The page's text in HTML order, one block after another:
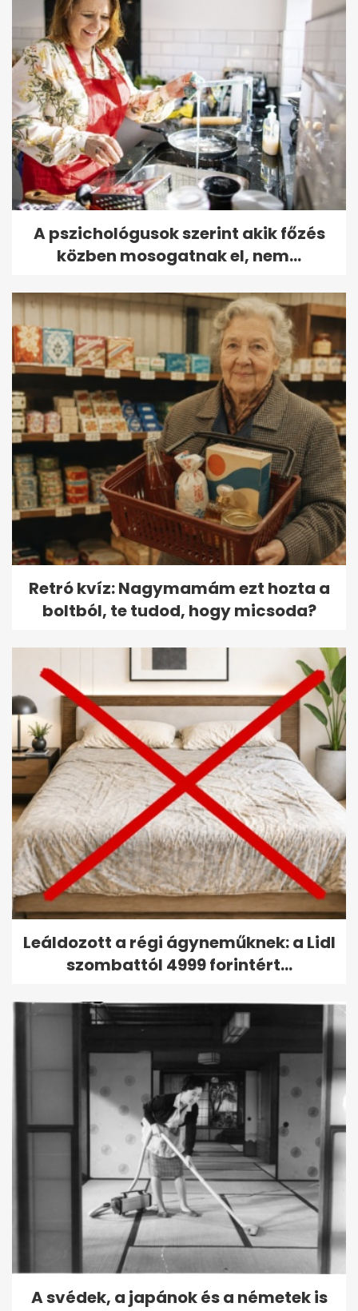
A pszichológusok szerint akik főzés
közben mosogatnak el, nem...
Retró kvíz: Nagymamám ezt hozta a
boltból, te tudod, hogy micsoda?
Leáldozott a régi ágyneműknek: a Lidl
szombattól 4999 forintért...
A svédek, a japánok és a németek is